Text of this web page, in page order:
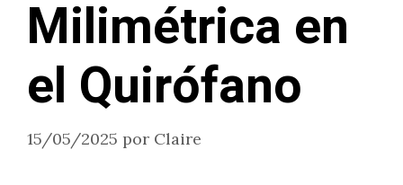
Milimétrica en
el Quirófano
15/05/2025 por Claire